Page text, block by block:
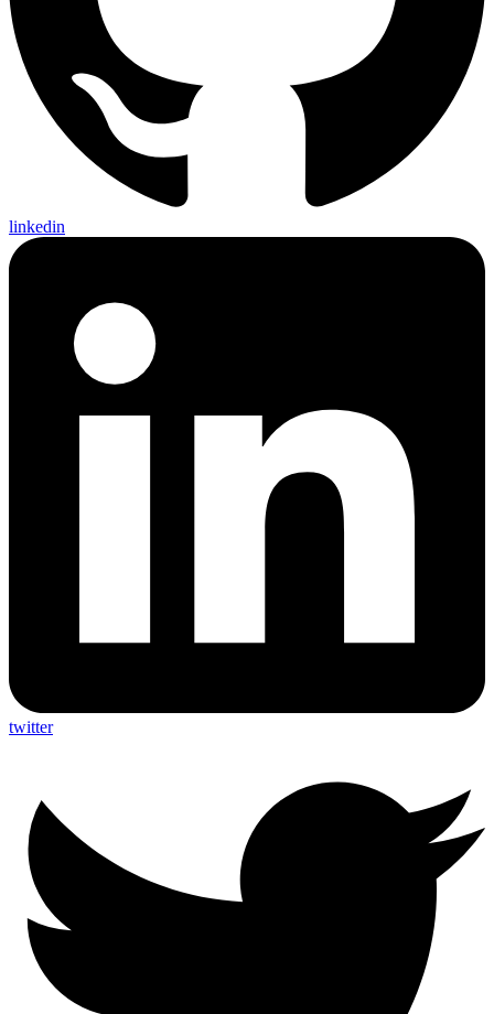
linkedin
twitter